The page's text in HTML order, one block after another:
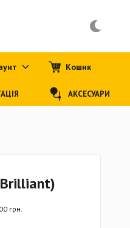
грн.
Кошик
АКСЕСУАРИ